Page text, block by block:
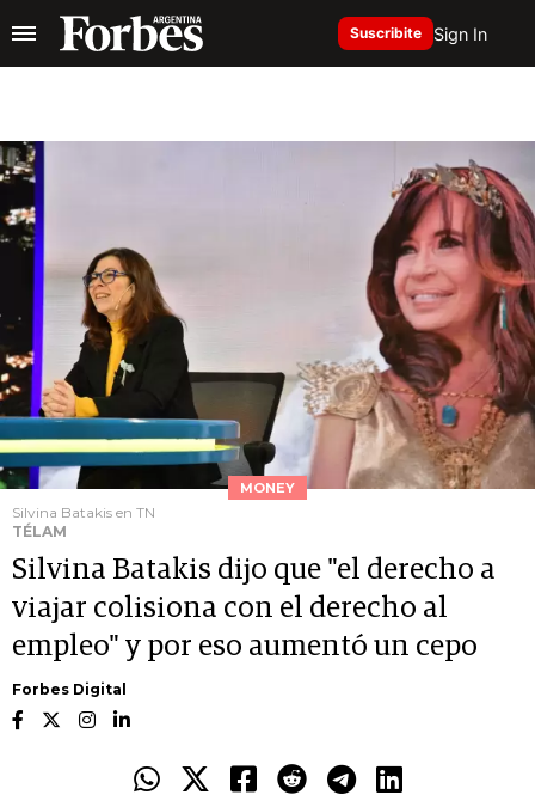
Suscribite Sign In
MONEY
Silvina Batakis en TN
TÉLAM
Silvina Batakis dijo que "el derecho a
viajar colisiona con el derecho al
empleo" y por eso aumentó un cepo
Forbes Digital